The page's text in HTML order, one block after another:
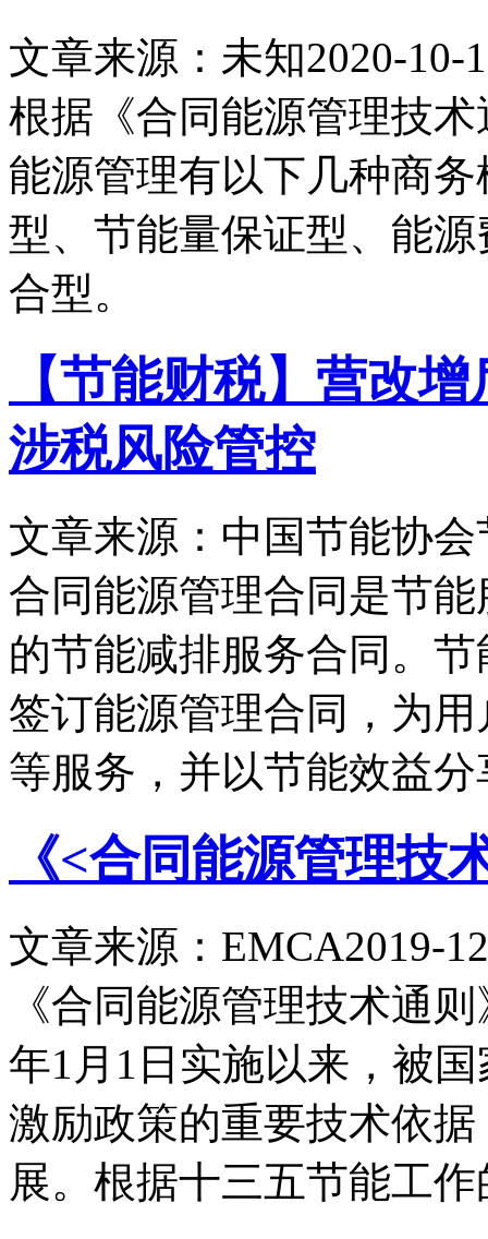
文章来源：未知2020-10-
根据《合同能源管理技术
能源管理有以下几种商
型、节能量保证型、能
合型。
【节能财税】营改
涉税风险管控
文章来源：中国节能协
合同能源管理合同是节
的节能减排服务合同。
签订能源管理合同，为
等服务，并以节能效益分
《<合同能源管理技
文章来源：EMCA2019-
《合同能源管理技术通
年1月1日实施以来，被
激励政策的重要技术依
展。根据十三五节能工